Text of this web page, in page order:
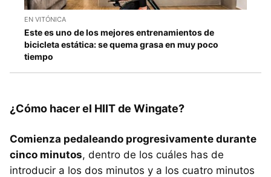
EN VITÓNICA
Este es uno de los mejores entrenamientos de
bicicleta estática: se quema grasa en muy poco
tiempo
¿Cómo hacer el HIIT de Wingate?
Comienza pedaleando progresivamente durante
cinco minutos, dentro de los cuáles has de
introducir a los dos minutos y a los cuatro minutos